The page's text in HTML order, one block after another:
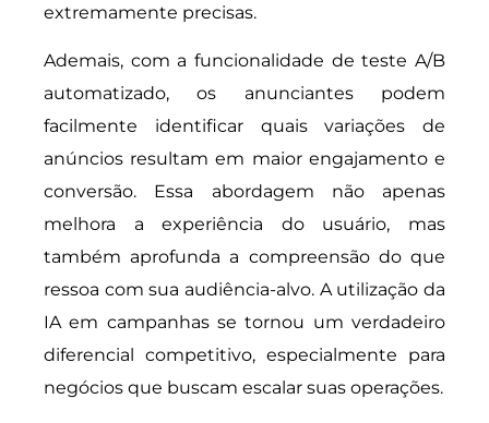
extremamente precisas.
Ademais, com a funcionalidade de teste A/B
automatizado, os anunciantes podem
facilmente identificar quais variações de
anúncios resultam em maior engajamento e
conversão. Essa abordagem não apenas
melhora a experiência do usuário, mas
também aprofunda a compreensão do que
ressoa com sua audiência-alvo. A utilização da
IA em campanhas se tornou um verdadeiro
diferencial competitivo, especialmente para
negócios que buscam escalar suas operações.